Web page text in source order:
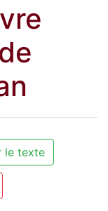
le texte